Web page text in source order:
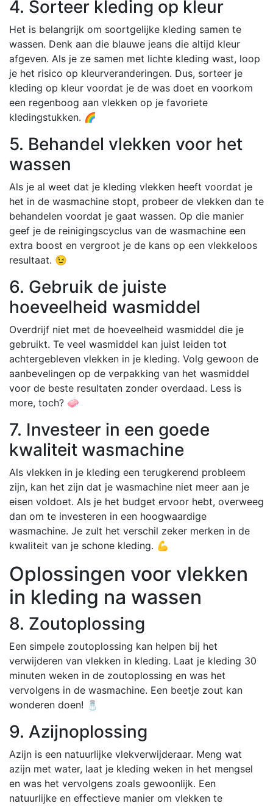
4. Sorteer kleding op kleur
Het is belangrijk om soortgelijke kleding samen te
wassen. Denk aan die blauwe jeans die altijd kleur
afgeven. Als je ze samen met lichte kleding wast, loop
je het risico op kleurveranderingen. Dus, sorteer je
kleding op kleur voordat je de was doet en voorkom
een regenboog aan vlekken op je favoriete
kledingstukken. 🌈
5. Behandel vlekken voor het
wassen
Als je al weet dat je kleding vlekken heeft voordat je
het in de wasmachine stopt, probeer de vlekken dan te
behandelen voordat je gaat wassen. Op die manier
geef je de reinigingscyclus van de wasmachine een
extra boost en vergroot je de kans op een vlekkeloos
resultaat. 😉
6. Gebruik de juiste
hoeveelheid wasmiddel
Overdrijf niet met de hoeveelheid wasmiddel die je
gebruikt. Te veel wasmiddel kan juist leiden tot
achtergebleven vlekken in je kleding. Volg gewoon de
aanbevelingen op de verpakking van het wasmiddel
voor de beste resultaten zonder overdaad. Less is
more, toch? 🧼
7. Investeer in een goede
kwaliteit wasmachine
Als vlekken in je kleding een terugkerend probleem
zijn, kan het zijn dat je wasmachine niet meer aan je
eisen voldoet. Als je het budget ervoor hebt, overweeg
dan om te investeren in een hoogwaardige
wasmachine. Je zult het verschil zeker merken in de
kwaliteit van je schone kleding. 💪
Oplossingen voor vlekken
in kleding na wassen
8. Zoutoplossing
Een simpele zoutoplossing kan helpen bij het
verwijderen van vlekken in kleding. Laat je kleding 30
minuten weken in de zoutoplossing en was het
vervolgens in de wasmachine. Een beetje zout kan
wonderen doen! 🧂
9. Azijnoplossing
Azijn is een natuurlijke vlekverwijderaar. Meng wat
azijn met water, laat je kleding weken in het mengsel
en was het vervolgens zoals gewoonlijk. Een
natuurlijke en effectieve manier om vlekken te